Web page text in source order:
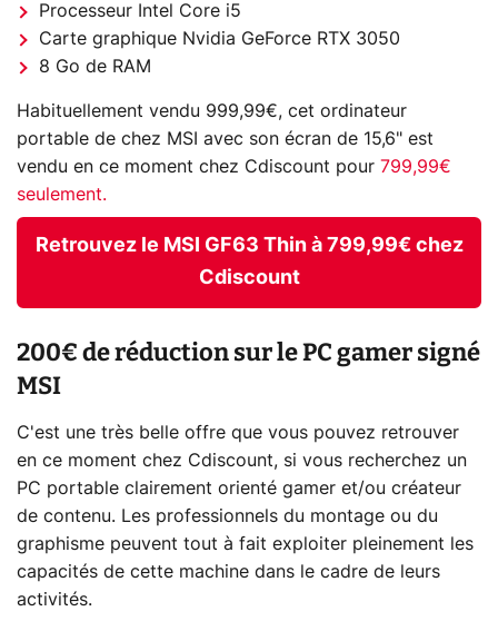
Processeur Intel Core i5
Carte graphique Nvidia GeForce RTX 3050
8 Go de RAM
Habituellement vendu 999,99€, cet ordinateur
portable de chez MSI avec son écran de 15,6" est
vendu en ce moment chez Cdiscount pour 799,99€
seulement.
Retrouvez le MSI GF63 Thin à 799,99€ chez
Cdiscount
200€ de réduction sur le PC gamer signé
MSI
C'est une très belle offre que vous pouvez retrouver
en ce moment chez Cdiscount, si vous recherchez un
PC portable clairement orienté gamer et/ou créateur
de contenu. Les professionnels du montage ou du
graphisme peuvent tout à fait exploiter pleinement les
capacités de cette machine dans le cadre de leurs
activités.